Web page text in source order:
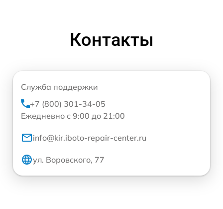
Контакты
Служба поддержки
+7 (800) 301-34-05
Ежедневно с 9:00 до 21:00
info@kir.iboto-repair-center.ru
ул. Воровского, 77